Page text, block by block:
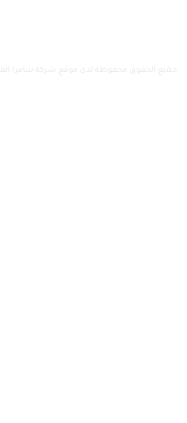
جميع الحقوق محفوظة لدى موقع شركة سامرا